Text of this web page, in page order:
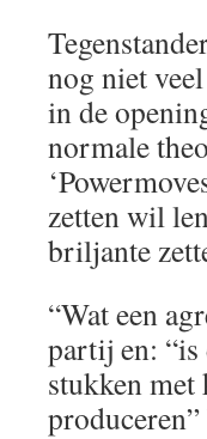
nog niet
in de
normale
zetten wil
briljante
“Wat een
partij en: “is
stukken met